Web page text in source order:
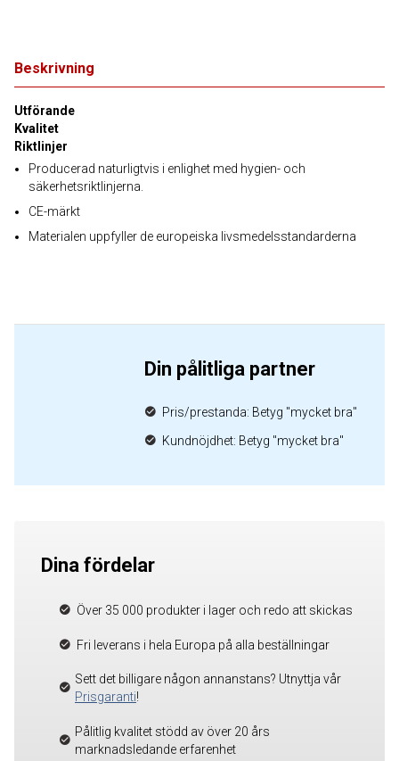
Beskrivning
Utförande
Kvalitet
Riktlinjer
Producerad naturligtvis i enlighet med hygien- och
säkerhetsriktlinjerna.
CE-märkt
Materialen uppfyller de europeiska livsmedelsstandarderna
Din pålitliga partner
Pris/prestanda: Betyg "mycket bra"
Kundnöjdhet: Betyg "mycket bra"
Dina fördelar
Över 35 000 produkter i lager och redo att skickas
Fri leverans i hela Europa på alla beställningar
Sett det billigare någon annanstans? Utnyttja vår
Prisgaranti!
Pålitlig kvalitet stödd av över 20 års
marknadsledande erfarenhet